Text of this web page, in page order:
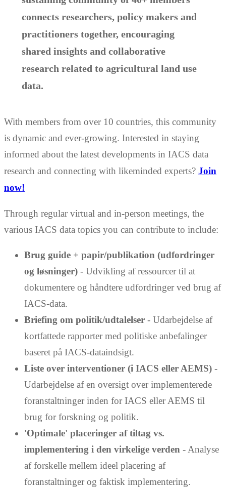
connects researchers, policy makers and
practitioners together, encouraging
shared insights and collaborative
research related to agricultural land use
data.
With members from over 10 countries, this community
is dynamic and ever-growing. Interested in staying
informed about the latest developments in IACS data
research and connecting with likeminded experts? Join
now!
Through regular virtual and in-person meetings, the
various IACS data topics you can contribute to include:
Brug guide + papir/publikation (udfordringer
og løsninger) - Udvikling af ressourcer til at
dokumentere og håndtere udfordringer ved brug af
IACS-data.
Briefing om politik/udtalelser - Udarbejdelse af
kortfattede rapporter med politiske anbefalinger
baseret på IACS-dataindsigt.
Liste over interventioner (i IACS eller AEMS) -
Udarbejdelse af en oversigt over implementerede
foranstaltninger inden for IACS eller AEMS til
brug for forskning og politik.
'Optimale' placeringer af tiltag vs.
implementering i den virkelige verden - Analyse
af forskelle mellem ideel placering af
foranstaltninger og faktisk implementering.